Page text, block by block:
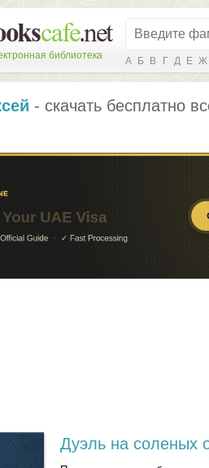
библиотека А Б В Г Д Е Ж
- скачать бесплатно
Дуэль на соленых